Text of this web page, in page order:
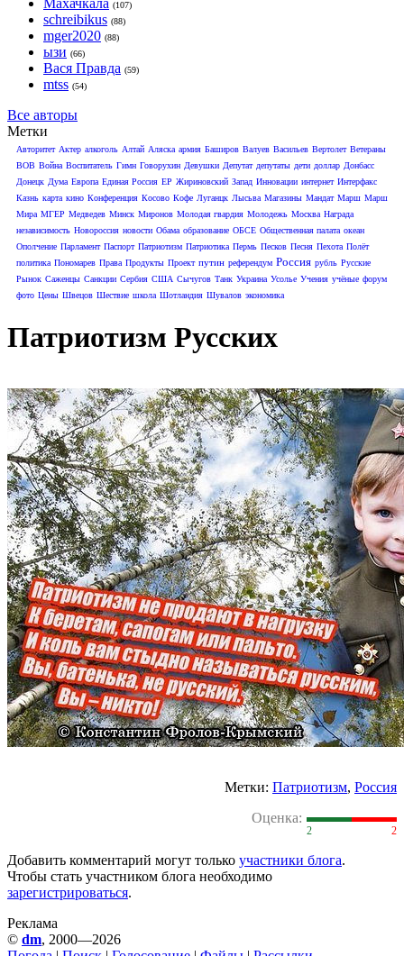
(107)
schreibikus (88)
mger2020 (88)
ызи (66)
Вася Правда (59)
mtss (54)
Все авторы
Метки
Авторитет Актер алкоголь Алтай Аляска армия Баширов Валуев Васильев Вертолет Ветераны
ВОВ Война Воспитатель Гимн Говорухин Девушки Депутат депутаты дети доллар Донбасс
Донецк Дума Европа Единая Россия ЕР Жириновский Запад Инновации интернет Интерфакс
Казнь карта кино Конференция Косово Кофе Луганцк Лысьва Магазины Мандат Марш Марш
Мира МГЕР Медведев Минск Миронов Молодая гвардия Молодежь Москва Награда
независимость Новороссия новости Обама образование ОБСЕ Общественная палата океан
Ополчение Парламент Паспорт Патриотизм Патриотика Пермь Песков Песня Пехота Полёт
политика Пономарев Права Продукты Проект путин референдум Россия рубль Русские
Рынок Саженцы Санкции Сербия США Сычугов Танк Украина Усолье Учения учёные форум
фото Цены Швецов Шествие школа Шотландия Шувалов экономика
Патриотизм Русских
Метки: Патриотизм, Россия
Оценка:
2 2
Добавить комментарий могут только участники блога.
Чтобы стать участником блога необходимо
зарегистрироваться.
Реклама
© dm, 2000—2026